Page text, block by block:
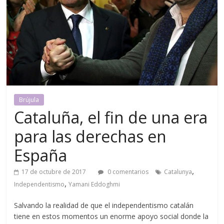
Brújula
Cataluña, el fin de una era
para las derechas en
España
17 de octubre de 2017 0 comentarios Catalunya,
Independentismo,Yamani Eddoghmi
Salvando la realidad de que el independentismo catalán
tiene en estos momentos un enorme apoyo social donde la